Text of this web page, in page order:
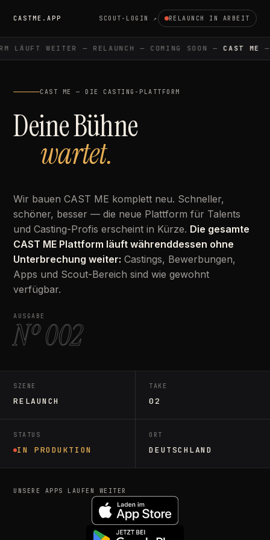
CASTME.APP SCOUT-LOGIN ↗ RELAUNCH IN ARBEIT
LÄUFT WEITER — RELAUNCH — COMING SOON — CAST ME—
CAST ME — DIE CASTING-PLATTFORM
Deine Bühne
wartet.
Wir bauen CAST ME komplett neu. Schneller,
schöner, besser — die neue Plattform für Talents
und Casting-Profis erscheint in Kürze. Die gesamte
CAST ME Plattform läuft währenddessen ohne
Unterbrechung weiter: Castings, Bewerbungen,
Apps und Scout-Bereich sind wie gewohnt
verfügbar.
AUSGABE
Nº 002
SZENE
RELAUNCH
TAKE
02
STATUS
IN PRODUKTION
ORT
DEUTSCHLAND
UNSERE APPS LAUFEN WEITER